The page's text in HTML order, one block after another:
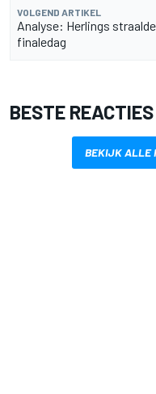
VOLGEND ARTIKEL
Analyse: Herlings
finaledag
BESTE REACTIES
BEKIJK ALLE